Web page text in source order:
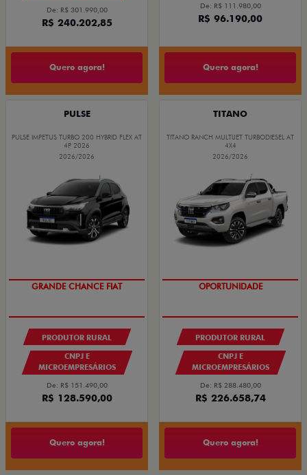
De: R$ 301.990,00
R$ 240.202,85
Quero agora!
De: R$ 111.980,00
R$ 96.190,00
Quero agora!
PULSE
PULSE IMPETUS TURBO 200 HYBRID FLEX AT
4P 2026
2026/2026
PRODUTOR RURAL
CNPJ E
MICROEMPRESÁRIOS
De: R$ 151.490,00
R$ 128.590,00
Quero agora!
TITANO
TITANO RANCH MULTIJET TURBODIESEL AT
4X4
2026/2026
PRODUTOR RURAL
CNPJ E
MICROEMPRESÁRIOS
De: R$ 288.480,00
R$ 226.658,74
Quero agora!